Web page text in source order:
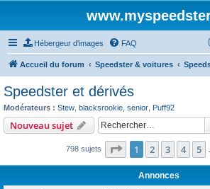
Hébergeur d'images FAQ
Accueil du forum Speedster & voitures
Speedster et dérivés
Modérateurs : Stew blacksrookie senior Puff92
Nouveau sujet
798 sujets Page 1sur27
1 2 3 4 5
Annonces